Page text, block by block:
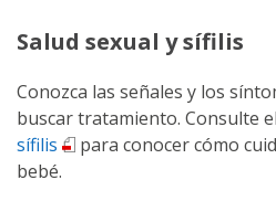
Salud sexual y sífilis
Conozca las señales y los
buscar tratamiento. Consulte el
sífilis
para conocer cómo
bebé.